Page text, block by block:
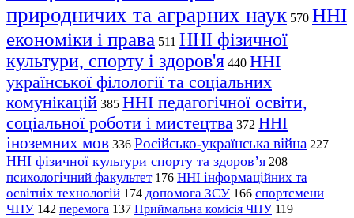
природничих та аграрних наук 570 ННІ
економіки і права 511 ННІ фізичної
культури, спорту і здоров'я 440 ННІ
української філології та соціальних
комунікацій 385 ННІ педагогічної освіти,
соціальної роботи і мистецтва 372 ННІ
іноземних мов 336 Російсько-українська війна 227
ННІ фізичної культури спорту та здоров’я 208
психологічний факультет 176 ННІ інформаційних та
освітніх технологій 174 допомога ЗСУ 166 спортсмени
ЧНУ 142 перемога 137 Приймальна комісія ЧНУ 119